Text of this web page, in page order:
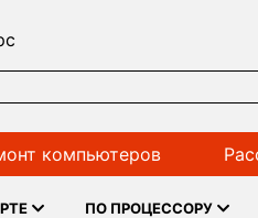
компьютеров
ПО ПРОЦЕССОРУ